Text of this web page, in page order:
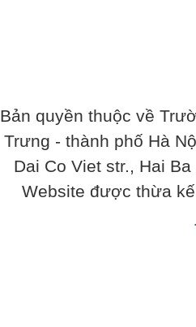
Bản quyền thuộc về
Trưng - thành phố Hà
Dai Co Viet str., Hai
Website được thừa